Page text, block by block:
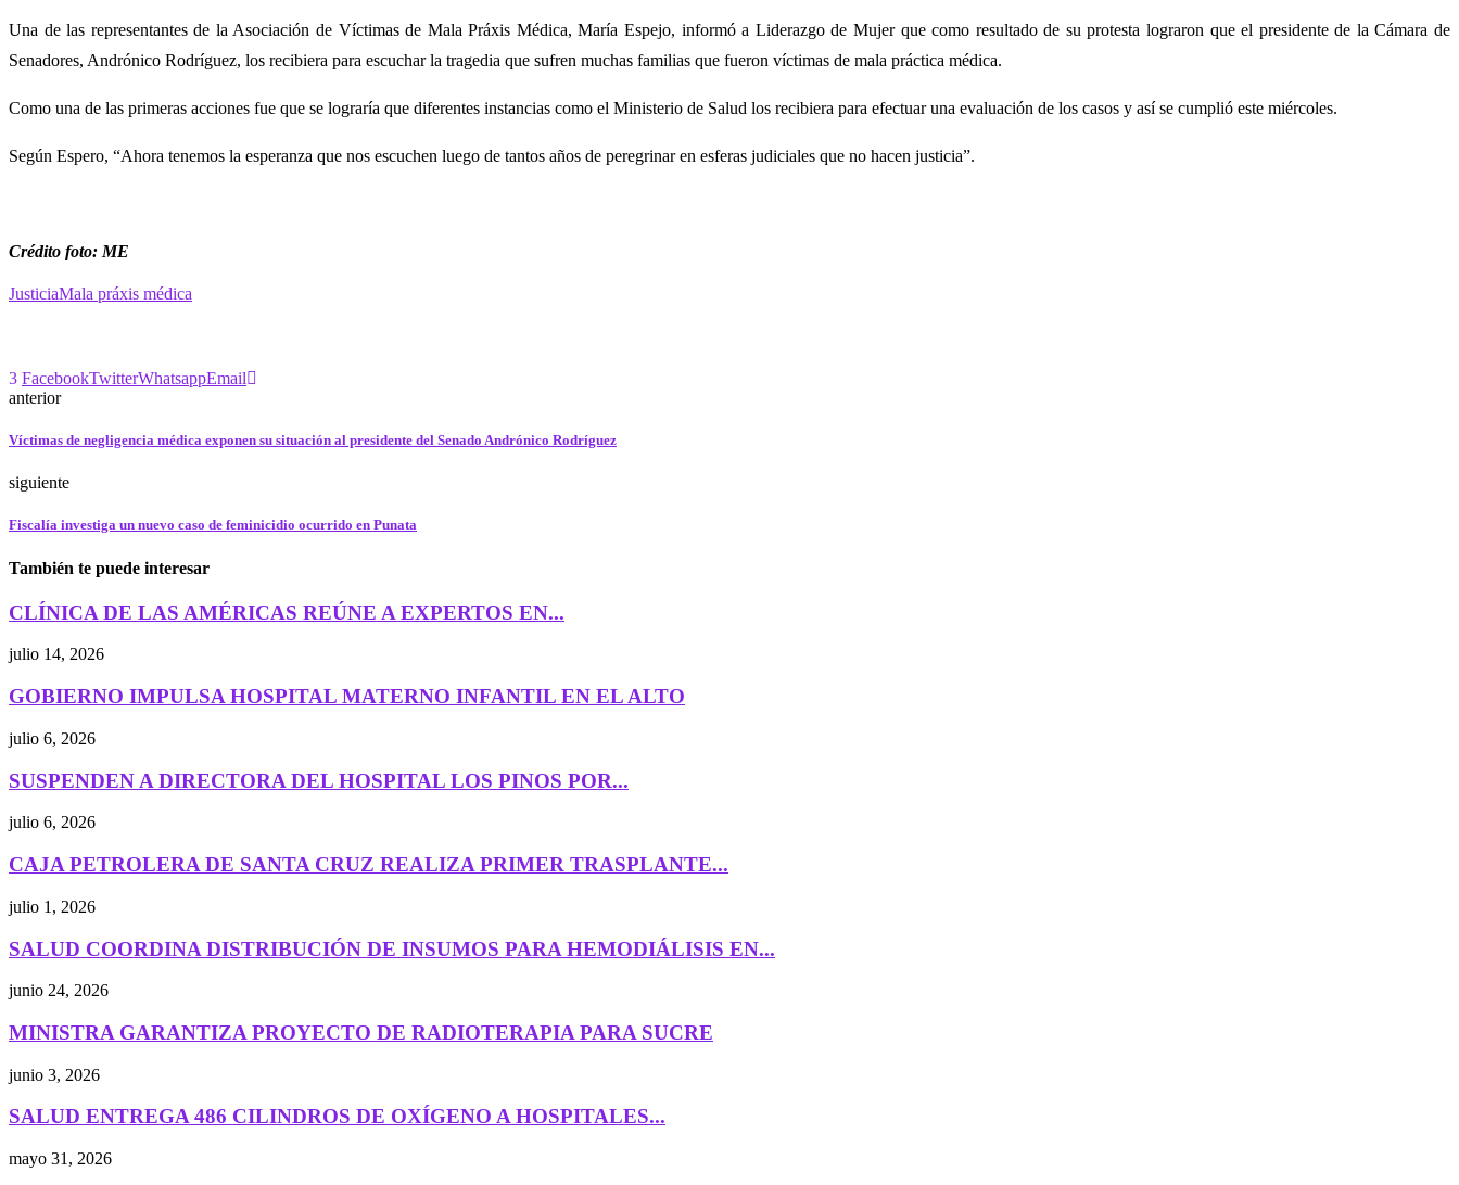
Una de las representantes de la Asociación de Víctimas de Mala Práxis Médica, María Espejo, informó a Liderazgo de Mujer que como resultado de su protesta lograron que el presidente de la Cámara de
Senadores, Andrónico Rodríguez, los recibiera para escuchar la tragedia que sufren muchas familias que fueron víctimas de mala práctica médica.
Como una de las primeras acciones fue que se lograría que diferentes instancias como el Ministerio de Salud los recibiera para efectuar una evaluación de los casos y así se cumplió este miércoles.
Según Espero, “Ahora tenemos la esperanza que nos escuchen luego de tantos años de peregrinar en esferas judiciales que no hacen justicia”.
Crédito foto: ME
JusticiaMala práxis médica
3 FacebookTwitterWhatsappEmail
anterior
Víctimas de negligencia médica exponen su situación al presidente del Senado Andrónico Rodríguez
siguiente
Fiscalía investiga un nuevo caso de feminicidio ocurrido en Punata
También te puede interesar
CLÍNICA DE LAS AMÉRICAS REÚNE A EXPERTOS EN...
julio 14, 2026
GOBIERNO IMPULSA HOSPITAL MATERNO INFANTIL EN EL ALTO
julio 6, 2026
SUSPENDEN A DIRECTORA DEL HOSPITAL LOS PINOS POR...
julio 6, 2026
CAJA PETROLERA DE SANTA CRUZ REALIZA PRIMER TRASPLANTE...
julio 1, 2026
SALUD COORDINA DISTRIBUCIÓN DE INSUMOS PARA HEMODIÁLISIS EN...
junio 24, 2026
MINISTRA GARANTIZA PROYECTO DE RADIOTERAPIA PARA SUCRE
junio 3, 2026
SALUD ENTREGA 486 CILINDROS DE OXÍGENO A HOSPITALES...
mayo 31, 2026